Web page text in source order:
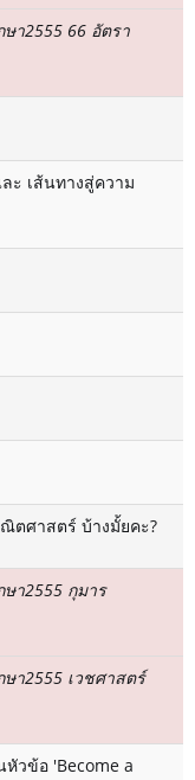
า2555 66 อัตรา
ะ เส้นทางสู่ความ
ตศาสตร์ บ้างมั้ยคะ?
า2555 กุมาร
า2555 เวชศาสตร์
วข้อ 'Become a